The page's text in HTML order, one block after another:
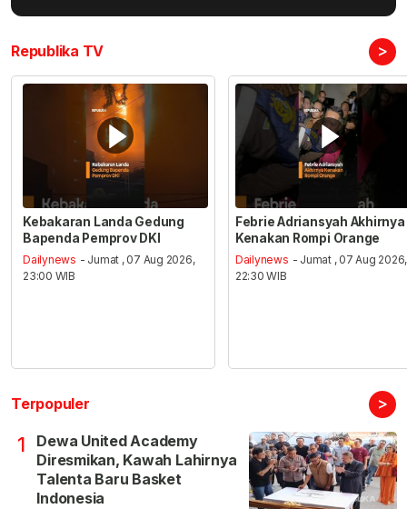
Republika TV >
Kebakaran Landa Gedung
Bapenda Pemprov DKI
Dailynews - Jumat , 07 Aug 2026,
23:00 WIB
Febrie Adriansyah Akhirnya
Kenakan Rompi Orange
Dailynews - Jumat , 07 Aug 2026,
22:30 WIB
Terpopuler >
1
Dewa United Academy
Diresmikan, Kawah Lahirnya
Talenta Baru Basket
Indonesia